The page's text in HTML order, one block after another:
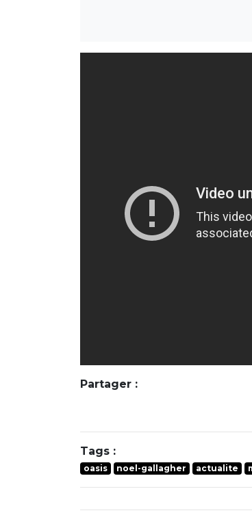
Partager :
Tags :
oasis noel-gallagher actualite